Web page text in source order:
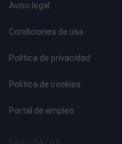
Aviso legal
Condiciones de uso
Política de privacidad
Política de cookies
Portal de empleo